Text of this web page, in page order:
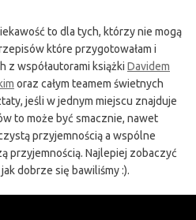
to dla tych, którzy nie mogą
które przygotowałam i
z współautorami książki Davidem
oraz całym teamem świetnych
jeśli w jednym miejscu znajduje
to może być smacznie, nawet
przyjemnością a wspólne
przyjemnością. Najlepiej zobaczyć
dobrze się bawiliśmy :).